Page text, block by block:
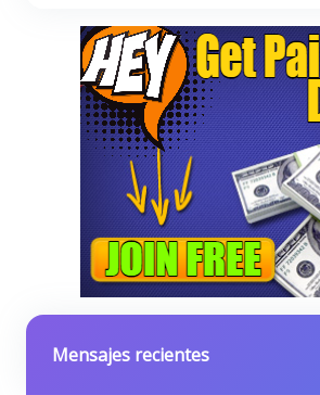
Mensajes recientes